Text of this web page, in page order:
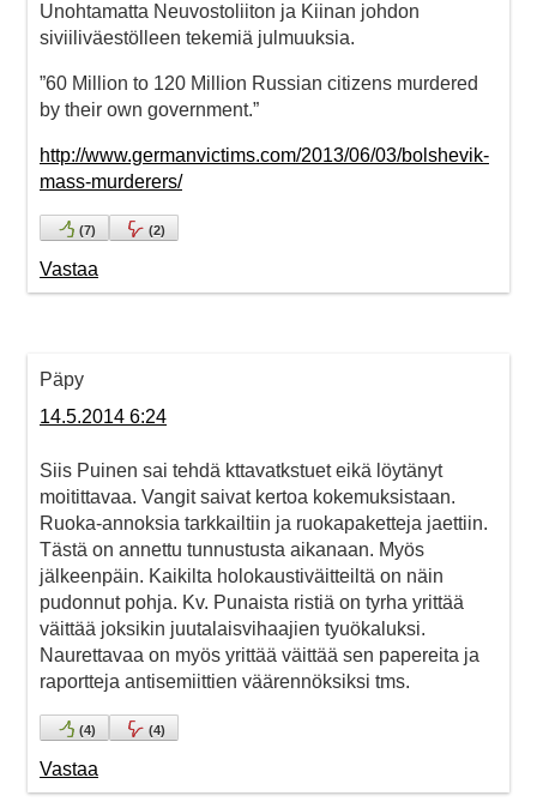
Unohtamatta Neuvostoliiton ja Kiinan johdon
siviiliväestölleen tekemiä julmuuksia.
”60 Million to 120 Million Russian citizens murdered
by their own government.”
http://www.germanvictims.com/2013/06/03/bolshevik-
mass-murderers/
(7) (2)
Vastaa
Päpy
14.5.2014 6:24
Siis Puinen sai tehdä kttavatkstuet eikä löytänyt
moitittavaa. Vangit saivat kertoa kokemuksistaan.
Ruoka-annoksia tarkkailtiin ja ruokapaketteja jaettiin.
Tästä on annettu tunnustusta aikanaan. Myös
jälkeenpäin. Kaikilta holokaustiväitteiltä on näin
pudonnut pohja. Kv. Punaista ristiä on tyrha yrittää
väittää joksikin juutalaisvihaajien tyuökaluksi.
Naurettavaa on myös yrittää väittää sen papereita ja
raportteja antisemiittien väärennöksiksi tms.
(4) (4)
Vastaa